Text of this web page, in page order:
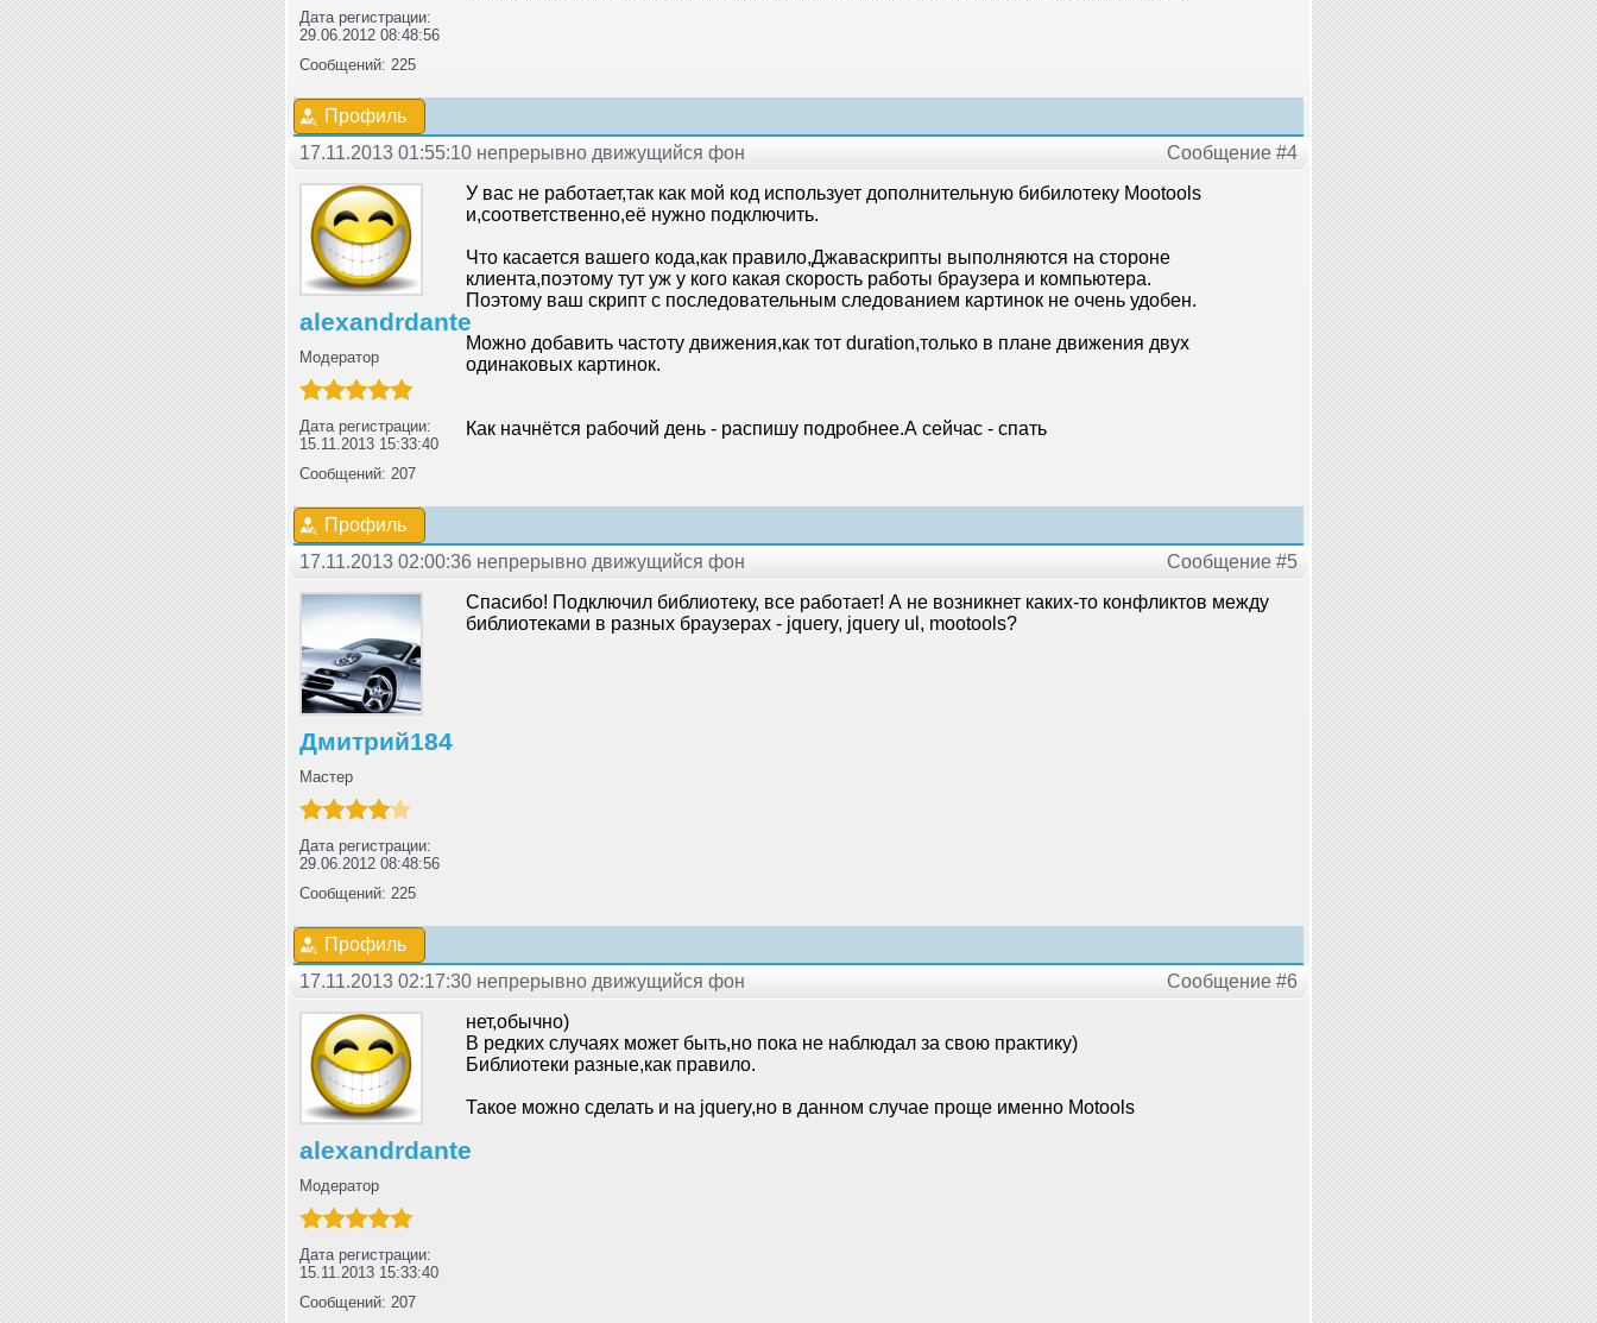
Дата регистрации:
29.06.2012 08:48:56
Сообщений: 225
Профиль
17.11.2013 01:55:10 непрерывно движущийся фон
Сообщение #4
alexandrdante
Модератор
Дата регистрации:
15.11.2013 15:33:40
Сообщений: 207
У вас не работает,так как мой код использует дополнительную бибилотеку Mootools
и,соответственно,её нужно подключить.
Что касается вашего кода,как правило,Джаваскрипты выполняются на стороне
клиента,поэтому тут уж у кого какая скорость работы браузера и компьютера.
Поэтому ваш скрипт с последовательным следованием картинок не очень удобен.
Можно добавить частоту движения,как тот duration,только в плане движения двух
одинаковых картинок.
Как начнётся рабочий день - распишу подробнее.А сейчас - спать
Профиль
17.11.2013 02:00:36 непрерывно движущийся фон
Сообщение #5
Дмитрий184
Мастер
Дата регистрации:
29.06.2012 08:48:56
Сообщений: 225
Спасибо! Подключил библиотеку, все работает! А не возникнет каких-то конфликтов между
библиотеками в разных браузерах - jquery, jquery ul, mootools?
Профиль
17.11.2013 02:17:30 непрерывно движущийся фон
Сообщение #6
alexandrdante
Модератор
Дата регистрации:
15.11.2013 15:33:40
Сообщений: 207
нет,обычно)
В редких случаях может быть,но пока не наблюдал за свою практику)
Библиотеки разные,как правило.
Такое можно сделать и на jquery,но в данном случае проще именно Motools